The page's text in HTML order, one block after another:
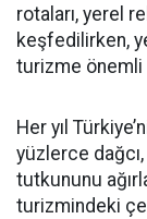
rotaları, yerel
keşfedilirken,
turizme önemli
Her yıl
yüzlerce
tutkununu
turizmindeki